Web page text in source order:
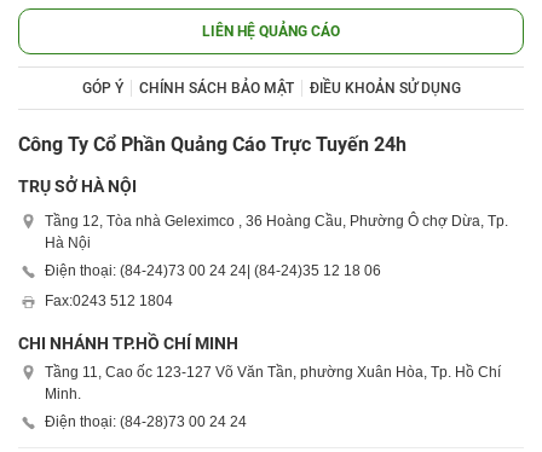
LIÊN HỆ QUẢNG CÁO
GÓP Ý CHÍNH SÁCH BẢO MẬT ĐIỀU KHOẢN SỬ DỤNG
Công Ty Cổ Phần Quảng Cáo Trực Tuyến 24h
TRỤ SỞ HÀ NỘI
Tầng 12, Tòa nhà Geleximco , 36 Hoàng Cầu, Phường Ô chợ Dừa, Tp.
Hà Nội
Điện thoại: (84-24)73 00 24 24| (84-24)35 12 18 06
Fax:0243 512 1804
CHI NHÁNH TP.HỒ CHÍ MINH
Tầng 11, Cao ốc 123-127 Võ Văn Tần, phường Xuân Hòa, Tp. Hồ Chí
Minh.
Điện thoại: (84-28)73 00 24 24